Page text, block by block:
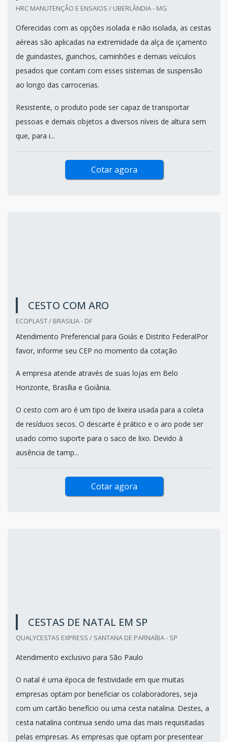
HRC MANUTENÇÃO E ENSAIOS / UBERLÂNDIA - MG
Oferecidas com as opções isolada e não isolada, as cestas
aéreas são aplicadas na extremidade da alça de içamento
de guindastes, guinchos, caminhões e demais veículos
pesados que contam com esses sistemas de suspensão
ao longo das carrocerias.
Resistente, o produto pode ser capaz de transportar
pessoas e demais objetos a diversos níveis de altura sem
que, para i...
Cotar agora
CESTO COM ARO
ECOPLAST / BRASILIA - DF
Atendimento Preferencial para Goiás e Distrito FederalPor
favor, informe seu CEP no momento da cotação
A empresa atende através de suas lojas em Belo
Horizonte, Brasília e Goiânia.
O cesto com aro é um tipo de lixeira usada para a coleta
de resíduos secos. O descarte é prático e o aro pode ser
usado como suporte para o saco de lixo. Devido à
ausência de tamp...
Cotar agora
CESTAS DE NATAL EM SP
QUALYCESTAS EXPRESS / SANTANA DE PARNAÍBA - SP
Atendimento exclusivo para São Paulo
O natal é uma época de festividade em que muitas
empresas optam por beneficiar os colaboradores, seja
com um cartão benefício ou uma cesta natalina. Destes, a
cesta natalina continua sendo uma das mais requisitadas
pelas empresas. As empresas que optam por presentear